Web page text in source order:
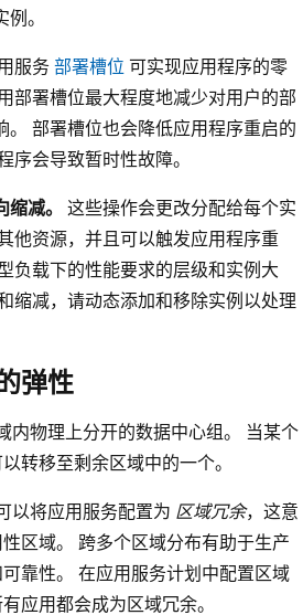
。
服务部署槽位 可实现应用程序的零
部署槽位最大程度地减少对用户的部
。 部署槽位也会降低应用程序重启的
序会导致暂时性故障。
减。 这些操作会更改分配给每个实
他资源，并且可以触发应用程序重
负载下的性能要求的层级和实例大
缩减，请动态添加和移除实例以处理
弹性
内物理上分开的数据中心组。 当某个
转移至剩余区域中的一个。
以将应用服务配置为 区域冗余，这意
区域。 跨多个区域分布有助于生产
靠性。 在应用服务计划中配置区域
应用都会成为区域冗余。